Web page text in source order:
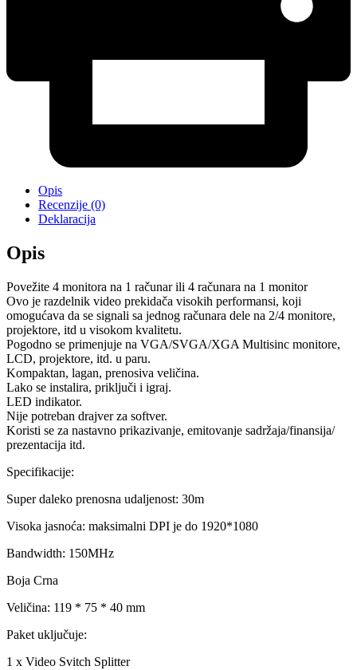
Opis
Recenzije (0)
Deklaracija
Opis
Povežite 4 monitora na 1 računar ili 4 računara na 1 monitor
Ovo je razdelnik video prekidača visokih performansi, koji
omogućava da se signali sa jednog računara dele na 2/4 monitore,
projektore, itd u visokom kvalitetu.
Pogodno se primenjuje na VGA/SVGA/XGA Multisinc monitore,
LCD, projektore, itd. u paru.
Kompaktan, lagan, prenosiva veličina.
Lako se instalira, priključi i igraj.
LED indikator.
Nije potreban drajver za softver.
Koristi se za nastavno prikazivanje, emitovanje sadržaja/finansija/
prezentacija itd.
Specifikacije:
Super daleko prenosna udaljenost: 30m
Visoka jasnoća: maksimalni DPI je do 1920*1080
Bandwidth: 150MHz
Boja Crna
Veličina: 119 * 75 * 40 mm
Paket uključuje:
1 x Video Svitch Splitter